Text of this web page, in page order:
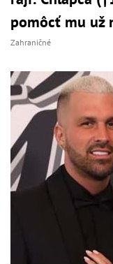
pomôcť mu už
Zahraničné